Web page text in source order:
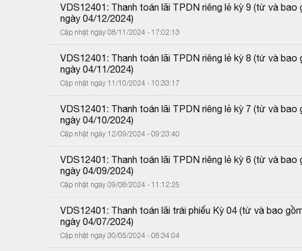
VDS12401: Thanh toán lãi TPDN riêng lẻ kỳ 9 (từ và
ngày 04/12/2024)
Cập nhật ngày 08/11/2024 - 17:02:13
VDS12401: Thanh toán lãi TPDN riêng lẻ kỳ 8 (từ và
ngày 04/11/2024)
Cập nhật ngày 11/10/2024 - 10:33:17
VDS12401: Thanh toán lãi TPDN riêng lẻ kỳ 7 (từ và
ngày 04/10/2024)
Cập nhật ngày 12/09/2024 - 09:23:40
VDS12401: Thanh toán lãi TPDN riêng lẻ kỳ 6 (từ và
ngày 04/09/2024)
Cập nhật ngày 09/08/2024 - 11:12:25
VDS12401: Thanh toán lãi trái phiếu Kỳ 04 (từ và bao
ngày 04/07/2024)
Cập nhật ngày 30/05/2024 - 08:34:04